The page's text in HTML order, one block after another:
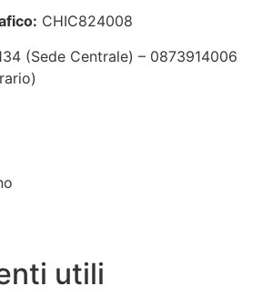
CHIC824008
(Sede Centrale) – 0873914006
utili